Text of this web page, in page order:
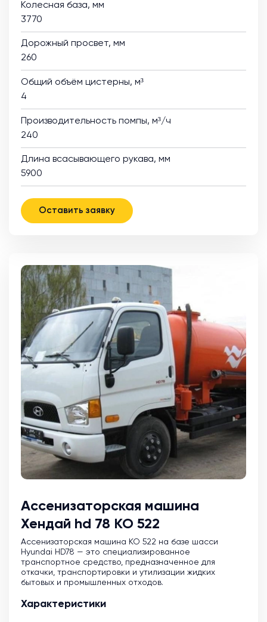
Колесная база, мм
3770
Дорожный просвет, мм
260
Общий объём цистерны, м³
4
Производительность помпы, м³/ч
240
Длина всасывающего рукава, мм
5900
Оставить заявку
Ассенизаторская машина
Хендай hd 78 КО 522
Ассенизаторская машина KO 522 на базе шасси
Hyundai HD78 — это специализированное
транспортное средство, предназначенное для
откачки, транспортировки и утилизации жидких
бытовых и промышленных отходов.
Характеристики